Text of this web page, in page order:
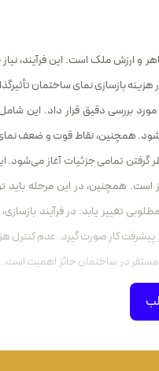
و ارزش ملک است. این فرآیند، نیاز
بازسازی نمای ساختمان
مورد بررسی دقیق قرار داد. این
همچنین، نقاط قوت و ضعف
گرفتن تمامی جزئیات آغاز می‌شود.
همچنین، در این مرحله باید
تغییر یابد. در فرآیند
کار صورت گیرد. عدم کنترل
در ساختمان حائز اهمیت است.
در نهایت، هزینه بازسازی نمای
انرژی از مزایای اقتصادی این